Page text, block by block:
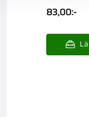
83,00:-